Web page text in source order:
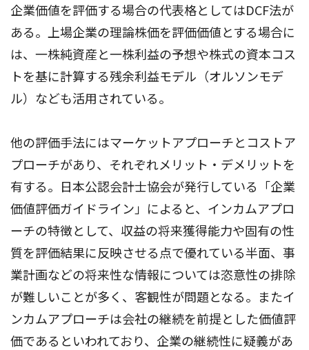
企業価値を評価する場合の代表格としてはDCF法が
ある。上場企業の理論株価を評価価値とする場合に
は、一株純資産と一株利益の予想や株式の資本コス
トを基に計算する残余利益モデル（オルソンモデ
ル）なども活用されている。
他の評価手法にはマーケットアプローチとコストア
プローチがあり、それぞれメリット・デメリットを
有する。日本公認会計士協会が発行している「企業
価値評価ガイドライン」によると、インカムアプロ
ーチの特徴として、収益の将来獲得能力や固有の性
質を評価結果に反映させる点で優れている半面、事
業計画などの将来性な情報については恣意性の排除
が難しいことが多く、客観性が問題となる。またイ
ンカムアプローチは会社の継続を前提とした価値評
価であるといわれており、企業の継続性に疑義があ